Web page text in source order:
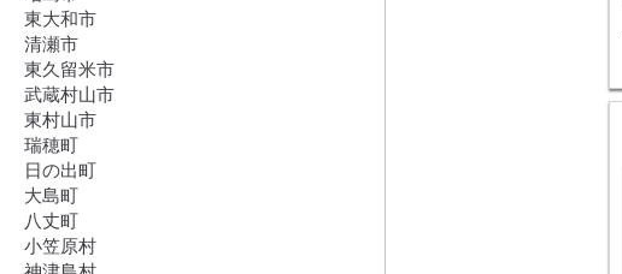
東大和市
清瀬市
東久留米市
武蔵村山市
東村山市
瑞穂町
日の出町
大島町
八丈町
小笠原村